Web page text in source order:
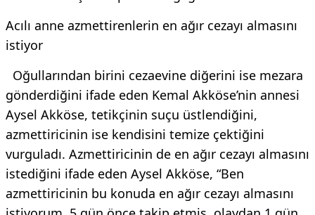
Acılı anne azmettirenlerin en ağır cezayı almasını
istiyor
Oğullarından birini cezaevine diğerini ise mezara
gönderdiğini ifade eden Kemal Akköse’nin annesi
Aysel Akköse, tetikçinin suçu üstlendiğini,
azmettiricinin ise kendisini temize çektiğini
vurguladı. Azmettiricinin de en ağır cezayı almasını
istediğini ifade eden Aysel Akköse, “Ben
azmettiricinin bu konuda en ağır cezayı almasını